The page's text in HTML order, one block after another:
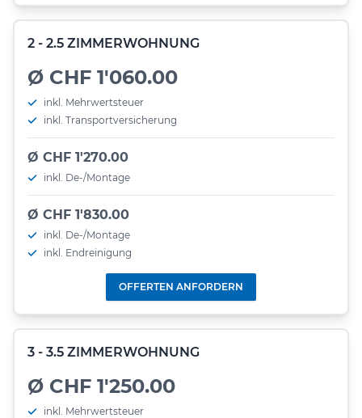
2 - 2.5 ZIMMERWOHNUNG
Ø CHF 1'060.00
inkl. Mehrwertsteuer
inkl. Transportversicherung
Ø CHF 1'270.00
inkl. De-/Montage
Ø CHF 1'830.00
inkl. De-/Montage
inkl. Endreinigung
OFFERTEN ANFORDERN
3 - 3.5 ZIMMERWOHNUNG
Ø CHF 1'250.00
inkl. Mehrwertsteuer